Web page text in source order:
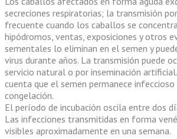
secreciones respiratorias; la transmisión
frecuente cuando los caballos se
hipódromos, ventas, exposiciones y otros
sementales lo eliminan en el semen y
virus durante años. La transmisión puede
servicio natural o por inseminación
cuenta que el semen permanece infeccioso
congelación.
El período de incubación oscila entre dos
Las infecciones transmitidas en forma
visibles aproximadamente en una semana.